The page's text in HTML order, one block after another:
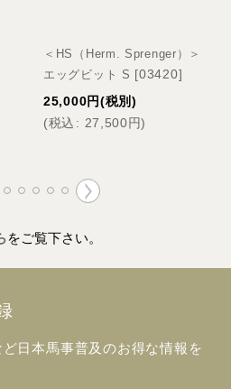
＜HS（Herm. Sprenger）＞
エッグビット S [03420]
25,000円(税別)
(税込 : 27,500円)
をご覧下さい。
日本馬事普及のお得な情報を